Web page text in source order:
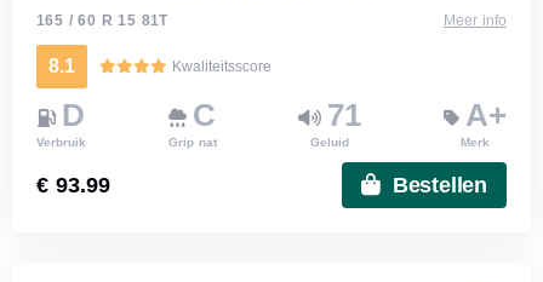
165 / 60 R 15 81T Meer info
8.1 Kwaliteitsscore
D
Verbruik
C
Grip nat
71
Geluid
A+
Merk
€ 93.99 Bestellen